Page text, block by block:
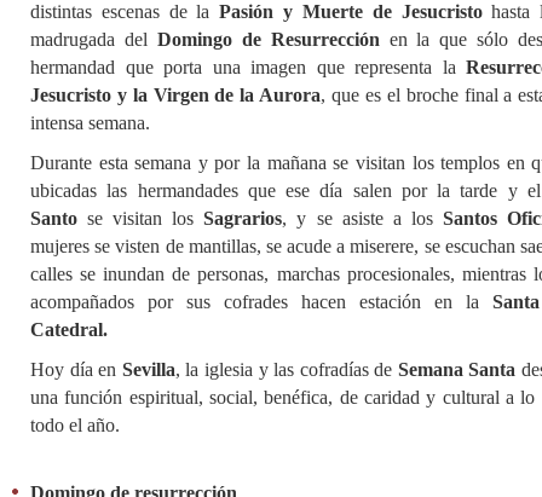
distintas escenas de laPasión y Muerte de Jesucristohasta
madrugada del Domingo de Resurrección en la que sólo
hermandad que porta una imagen que representa la
Jesucristo y la Virgen de la Aurora, que es el broche final a
intensa semana.
Durante esta semana y por la mañana se visitan los templos en
ubicadas las hermandades que ese día salen por la tarde y
Santo se visitan losSagrarios, y se asiste a los Santos
mujeres se visten de mantillas, se acude a miserere, se escuchan
calles se inundan de personas, marchas procesionales, mientras
acompañados por sus cofrades hacen estación en la
Catedral.
Hoy día en Sevilla, la iglesia y las cofradías de Semana Santa
una función espiritual, social, benéfica, de caridad y cultural a lo
todo el año.
Domingo de resurrección